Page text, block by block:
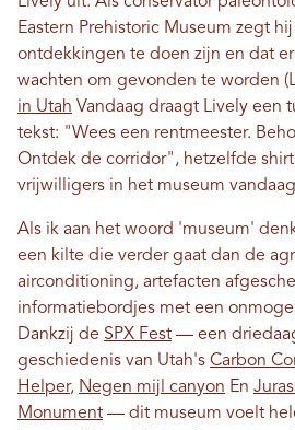
Eastern Prehistoric Museum zegt
ontdekkingen te doen zijn en dat
wachten om gevonden te worden
in Utah Vandaag draagt ​​Lively een
tekst: "Wees een rentmeester.
Ontdek de corridor", hetzelfde
vrijwilligers in het museum
Als ik aan het woord 'museum'
een kilte die verder gaat dan de
airconditioning, artefacten
informatiebordjes met een
Dankzij de SPX Fest — een
geschiedenis van Utah's Carbon
Helper, Negen mijl canyon En
Monument — dit museum voelt